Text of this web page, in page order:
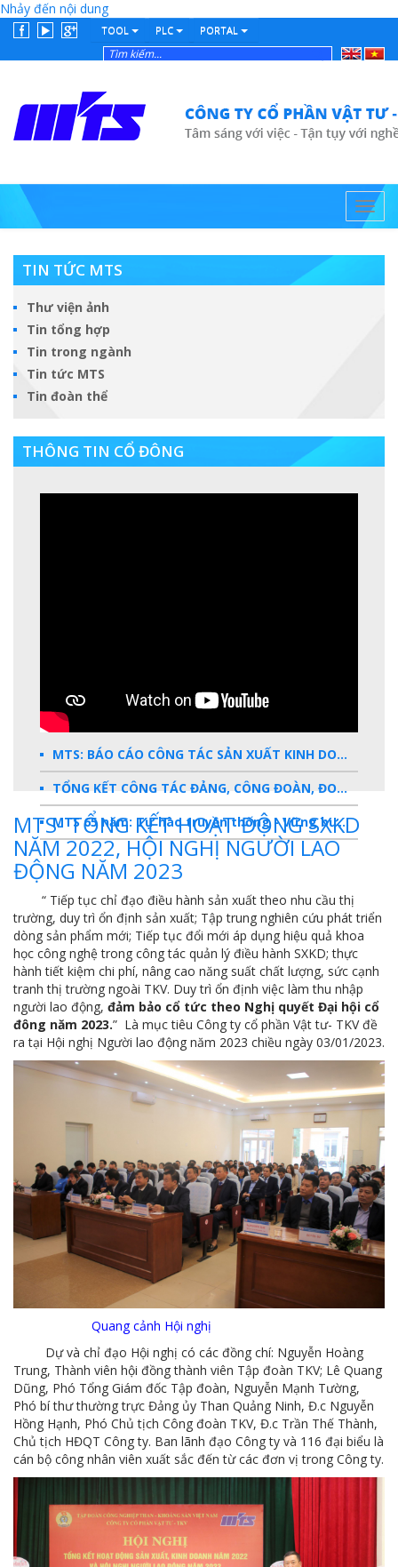
Nhảy đến nội dung
PORTAL
PLC
TOOL
English Tiếng
Việt
TIN TỨC MTS
Thư viện ảnh
Tin tổng hợp
Tin trong ngành
Tin tức MTS
Tin đoàn thể
THÔNG TIN CỔ ĐÔNG
MTS: BÁO CÁO CÔNG TÁC SẢN XUẤT KINH DOANH 2025
TỔNG KẾT CÔNG TÁC ĐẢNG, CÔNG ĐOÀN, ĐOÀN THANH NIÊN 2025
MTS 65 năm: Tự hào truyền thống - Vững bước Tương lai
Dấu ấn MTS 2024
Báo cáo tổng kết hoạt động SXKD năm 2023
10 sự kiện tiêu biểu năm 2023
MTS -10 sự kiện nổi bật năm 2022
Bản tin số 358- Vinacomin news
COMINLUB - TỰ HÀO CHẶNG ĐƯỜNG 25 NĂM
MTS - Gặp mặt cán bộ ngành than vùng Cẩm Phả
Công ty CP Vật tư TKV quyết liệt phòng chống dịch đảm bảo cung ứng vật tư
TKV đẩy mạnh lộ trình tái cơ cấu
MTS - GIỚI THIỆU SẢN PHẨM COMINLUB HFS
MTS - ĐẢM BẢO CHẤT LƯỢNG VẬT TƯ NGÀNH MỎ
MTS: 60 NĂM TIÊN PHONG KIẾN TẠO GIÁ TRỊ BỀN VỮNG
Video quy trình Bỏ phiếu Bầu cử sắp tới
MTS: 5 NĂM - TỪ ĐẠI HỘI ĐẾN ĐẠI HỘI
Cách phòng chống covid-19 tại nơi làm việc
Sản phẩm dầu nhờn của Công ty CP Vật tư tạo ấn tượng tốt tại Lễ tổng kết
Cominlub: Dấu ấn 20 năm 12/11 (1997-2017)
MTS: Công nghệ hiện đại - Kết nối thông minh
Đồng hành vì sự phát triển lâu dài của MTS
MTS- TỔNG KẾT HOẠT ĐỘNG SXKD
NĂM 2022, HỘI NGHỊ NGƯỜI LAO
ĐỘNG NĂM 2023
“ Tiếp tục chỉ đạo điều hành sản xuất theo nhu cầu thị
trường, duy trì ổn định sản xuất; Tập trung nghiên cứu phát triển
dòng sản phẩm mới; Tiếp tục đổi mới áp dụng hiệu quả khoa
học công nghệ trong công tác quản lý điều hành SXKD; thực
hành tiết kiệm chi phí, nâng cao năng suất chất lượng, sức cạnh
tranh thị trường ngoài TKV. Duy trì ổn định việc làm thu nhập
người lao động, đảm bảo cổ tức theo Nghị quyết Đại hội cổ
đông năm 2023.” Là mục tiêu Công ty cổ phần Vật tư- TKV đề
ra tại Hội nghị Người lao động năm 2023 chiều ngày 03/01/2023.
Quang cảnh Hội nghị
Dự và chỉ đạo Hội nghị có các đồng chí: Nguyễn Hoàng
Trung, Thành viên hội đồng thành viên Tập đoàn TKV; Lê Quang
Dũng, Phó Tổng Giám đốc Tập đoàn, Nguyễn Mạnh Tường,
Phó bí thư thường trực Đảng ủy Than Quảng Ninh, Đ.c Nguyễn
Hồng Hạnh, Phó Chủ tịch Công đoàn TKV, Đ.c Trần Thế Thành,
Chủ tịch HĐQT Công ty. Ban lãnh đạo Công ty và 116 đại biểu là
cán bộ công nhân viên xuất sắc đến từ các đơn vị trong Công ty.